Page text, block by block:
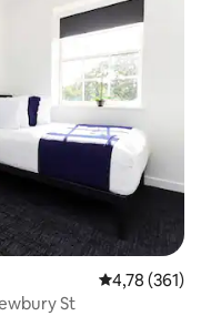
4,78 de uma
4,78 (361)
St